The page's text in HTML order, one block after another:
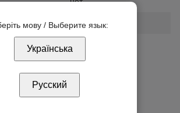
Unica
мову / Выберите язык:
Українська
Русский